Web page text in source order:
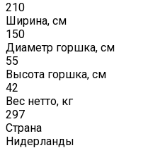
210
Ширина, см
150
Диаметр горшка, см
55
Высота горшка, см
42
Вес нетто, кг
297
Страна
Нидерланды